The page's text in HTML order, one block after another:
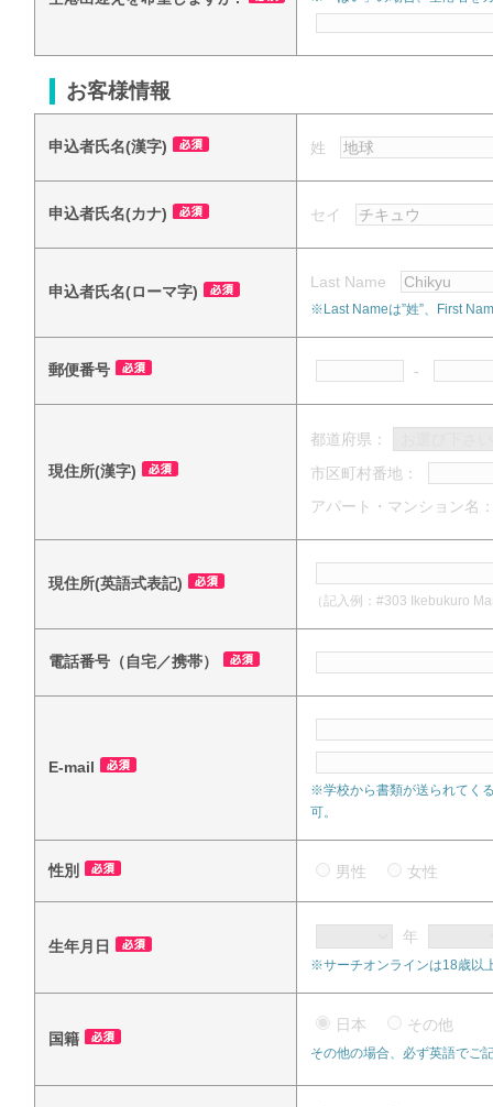
お客様情報
申込者氏名(漢字) 姓
申込者氏名(カナ) セイ
申込者氏名(ローマ字)
Last Name
※Last Nameは”姓”、First
郵便番号 -
現住所(漢字)
都道府県：
市区町村番地：
アパート・マンション名
現住所(英語式表記)
（記入例：#303 Ikebukuro
電話番号（自宅／携帯）
E-mail
※学校から書類が送られてく
可。
性別 男性 女性
生年月日
年
※サーチオンラインは18歳以
国籍
日本 その他
その他の場合、必ず英語でご